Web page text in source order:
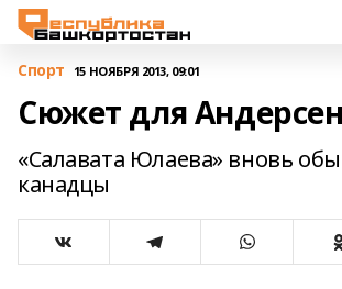
Спорт 15 НОЯБРЯ 2013, 09:01
Сюжет для
«Салавата Юлаева» вновь
канадцы